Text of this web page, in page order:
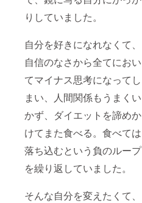
りしていました。
自分を好きになれなくて、
自信のなさから全てにおい
てマイナス思考になってし
まい、人間関係もうまくい
かず、ダイエットを諦めか
けてまた食べる。食べては
落ち込むという負のループ
を繰り返していました。
そんな自分を変えたくて、